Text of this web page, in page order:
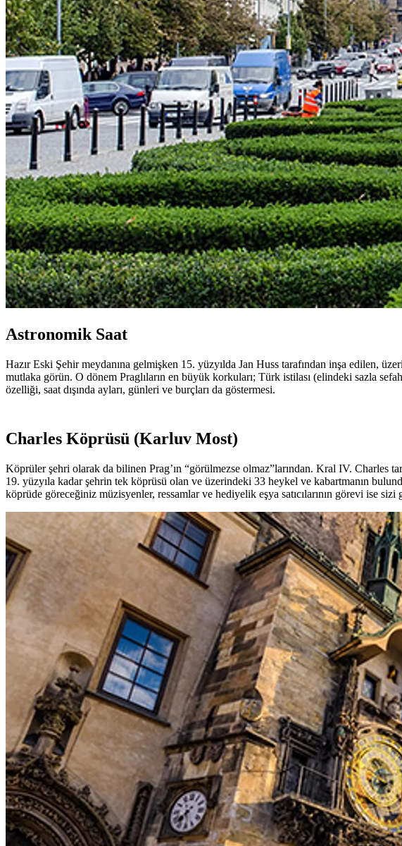
Astronomik Saat
Hazır Eski Şehir meydanına gelmişken 15. yüzyılda Jan Huss tarafından inşa edilen,
mutlaka görün. O dönem Praglıların en büyük korkuları; Türk istilası (elindeki sazla
özelliği, saat dışında ayları, günleri ve burçları da göstermesi.
Charles Köprüsü (Karluv Most)
Köprüler şehri olarak da bilinen Prag’ın “görülmezse olmaz”larından. Kral IV.
19. yüzyıla kadar şehrin tek köprüsü olan ve üzerindeki 33 heykel ve kabartmanın
köprüde göreceğiniz müzisyenler, ressamlar ve hediyelik eşya satıcılarının görevi ise